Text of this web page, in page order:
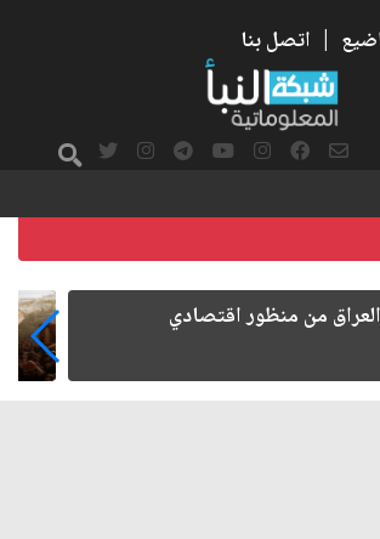
| اتصل بنا
الأربعين.. كيف اتسعت الزيارة من هويتها